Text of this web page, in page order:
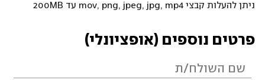
ניתן להעלות קבצי mov, png, jpeg, jpg, mp4 עד 200MB
פרטים נוספים (אופציונלי)